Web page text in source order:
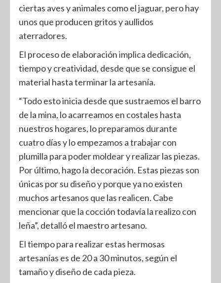
ciertas aves y animales como el jaguar, pero hay
unos que producen gritos y aullidos
aterradores.
El proceso de elaboración implica dedicación,
tiempo y creatividad, desde que se consigue el
material hasta terminar la artesanía.
“Todo esto inicia desde que sustraemos el barro
de la mina, lo acarreamos en costales hasta
nuestros hogares, lo preparamos durante
cuatro días y lo empezamos a trabajar con
plumilla para poder moldear y realizar las piezas.
Por último, hago la decoración. Estas piezas son
únicas por su diseño y porque ya no existen
muchos artesanos que las realicen. Cabe
mencionar que la cocción todavía la realizo con
leña”, detalló el maestro artesano.
El tiempo para realizar estas hermosas
artesanías es de 20 a 30 minutos, según el
tamaño y diseño de cada pieza.